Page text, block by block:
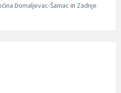
Domaljevac-Šamac in Zadnje